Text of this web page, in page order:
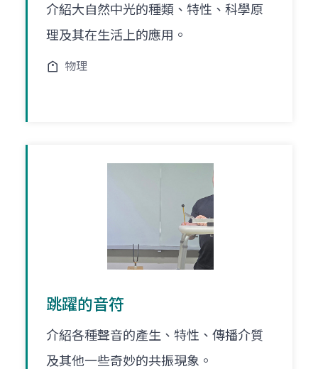
介紹大自然中光的種類、特性、科學原
理及其在生活上的應用。
物理
跳躍的音符
介紹各種聲音的產生、特性、傳播介質
及其他一些奇妙的共振現象。